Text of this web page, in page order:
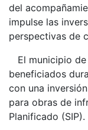
del
impulse las
perspectivas de
El municipio
beneficiados
con una
para obras de
Planificado (SIP).